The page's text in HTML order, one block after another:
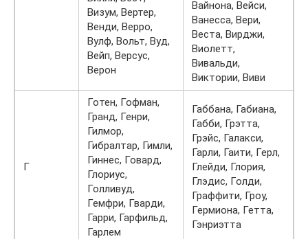
Визум, Вертер,
Венди, Верро,
Вулф, Вольт, Вуд,
Вейп, Версус,
Верон
Вайнона, Вейси,
Ванесса, Вери,
Веста, Вирджи,
Виолетт,
Вивальди,
Виктории, Виви
Г
Готен, Гофман,
Гранд, Генри,
Гилмор,
Гибралтар, Гимли,
Гиннес, Говард,
Глориус,
Голливуд,
Гемфри, Гварди,
Гарри, Гарфильд,
Гарлем
Габбана, Габиана,
Габби, Грэтта,
Грэйс, Галакси,
Гарли, Гаити, Герл,
Глейди, Глория,
Глэдис, Голди,
Граффити, Гроу,
Гермиона, Гетта,
Гэнриэтта